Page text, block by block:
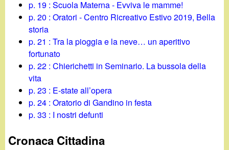
p. 19 : Scuola Materna - Evviva le mamme!
p. 20 : Oratori - Centro Ricreativo Estivo 2019, Bella
storia
p. 21 : Tra la pioggia e la neve… un aperitivo
fortunato
p. 22 : Chierichetti in Seminario. La bussola della
vita
p. 23 : E-state all’opera
p. 24 : Oratorio di Gandino in festa
p. 33 : I nostri defunti
Cronaca Cittadina